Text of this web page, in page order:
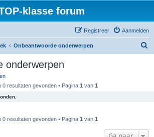
klasse forum
Aanmelden
Registreer
Onbeantwoorde onderwerpen
onderwerpen
0 resultaten gevonden • Pagina 1 van 1
0 resultaten gevonden • Pagina 1 van 1